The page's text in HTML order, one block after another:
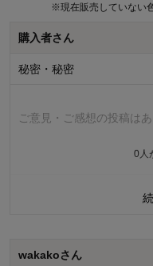
※現在販売していない
購入者さん
秘密・秘密
ご意見・ご感想の投稿は
0 人
wakakoさん